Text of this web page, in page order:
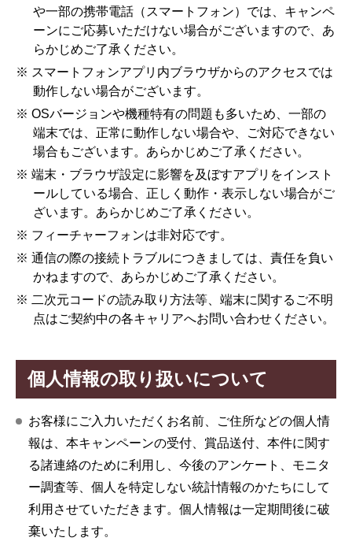
や一部の携帯電話（スマートフォン）では、キャンペ
ーンにご応募いただけない場合がございますので、あ
らかじめご了承ください。
※ スマートフォンアプリ内ブラウザからのアクセスでは
動作しない場合がございます。
※ OSバージョンや機種特有の問題も多いため、一部の
端末では、正常に動作しない場合や、ご対応できない
場合もございます。あらかじめご了承ください。
※ 端末・ブラウザ設定に影響を及ぼすアプリをインスト
ールしている場合、正しく動作・表示しない場合がご
ざいます。あらかじめご了承ください。
※ フィーチャーフォンは非対応です。
※ 通信の際の接続トラブルにつきましては、責任を負い
かねますので、あらかじめご了承ください。
※ 二次元コードの読み取り方法等、端末に関するご不明
点はご契約中の各キャリアへお問い合わせください。
個人情報の取り扱いについて
お客様にご入力いただくお名前、ご住所などの個人情
報は、本キャンペーンの受付、賞品送付、本件に関す
る諸連絡のために利用し、今後のアンケート、モニタ
ー調査等、個人を特定しない統計情報のかたちにして
利用させていただきます。個人情報は一定期間後に破
棄いたします。